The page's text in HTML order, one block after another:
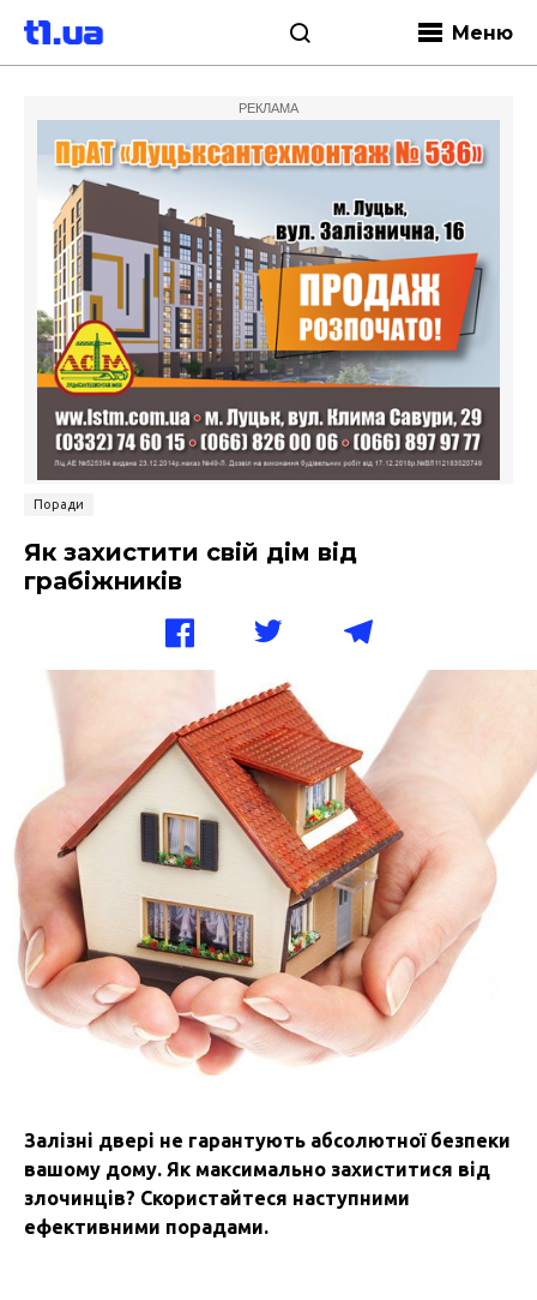
Меню
РЕКЛАМА
Поради
Як захистити свій дім від
грабіжників
Залізні двері не гарантують абсолютної безпеки
вашому дому. Як максимально захиститися від
злочинців? Скористайтеся наступними
ефективними порадами.